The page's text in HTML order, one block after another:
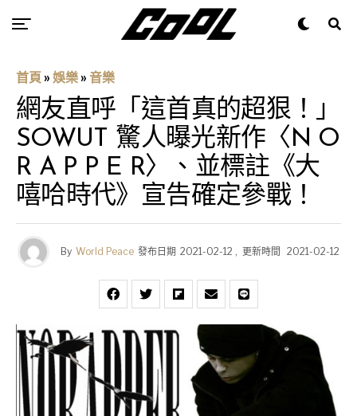
首頁 » 娛樂 » 音樂
網友直呼「這首真的超狠！」
SOWUT 驚人曝光新作〈N O
R A P P E R〉、並標註《大
嘻哈時代》宣告確定參戰！
By World Peace 發布日期 2021-02-12 , 更新時間 2021-02-12